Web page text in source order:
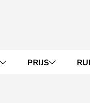
PRIJS